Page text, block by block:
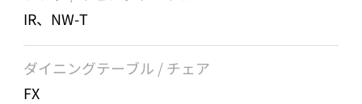
IR、NW-T
ダイニングテーブル / チェア
FX